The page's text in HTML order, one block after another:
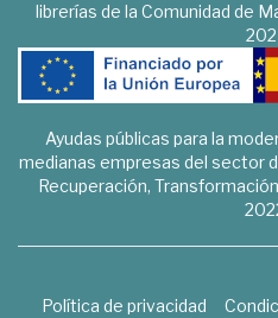
librerías de la Comunidad de
Ayudas públicas para la
medianas empresas del sector
Recuperación,
Política de privacidad